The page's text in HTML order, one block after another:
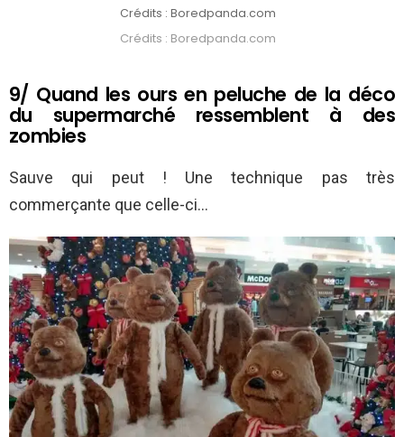
Crédits : Boredpanda.com
Crédits : Boredpanda.com
9/ Quand les ours en peluche de la déco
du supermarché ressemblent à des
zombies
Sauve qui peut ! Une technique pas très
commerçante que celle-ci…